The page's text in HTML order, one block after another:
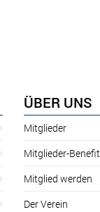
ÜBER UNS
Mitglieder
Mitglieder-Benefit
Mitglied werden
Der Verein